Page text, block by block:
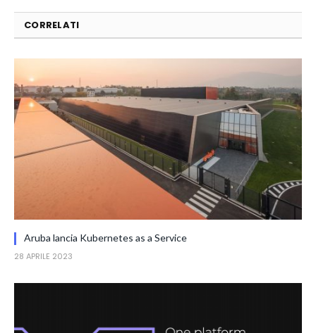
CORRELATI
Aruba lancia Kubernetes as a Service
28 APRILE 2023